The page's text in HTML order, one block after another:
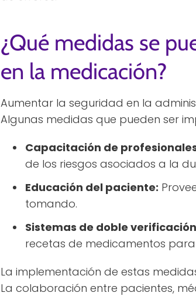
¿Qué medidas se
en la medicación?
Aumentar la seguridad en la
Algunas medidas que pueden ser
Capacitación de
de los riesgos asociados a la
Educación del paciente:
tomando.
Sistemas de doble
recetas de medicamentos para
La implementación de estas
La colaboración entre pacientes,